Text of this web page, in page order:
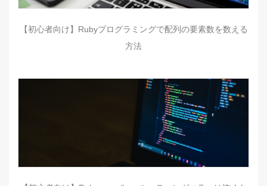
【初心者向け】Rubyプログラミングで配列の要素数を数える
方法